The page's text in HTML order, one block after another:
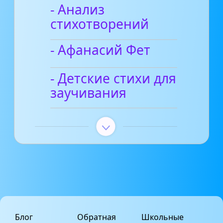
- Анализ
стихотворений
- Афанасий Фет
- Детские стихи для
заучивания
Блог Обратная Школьные